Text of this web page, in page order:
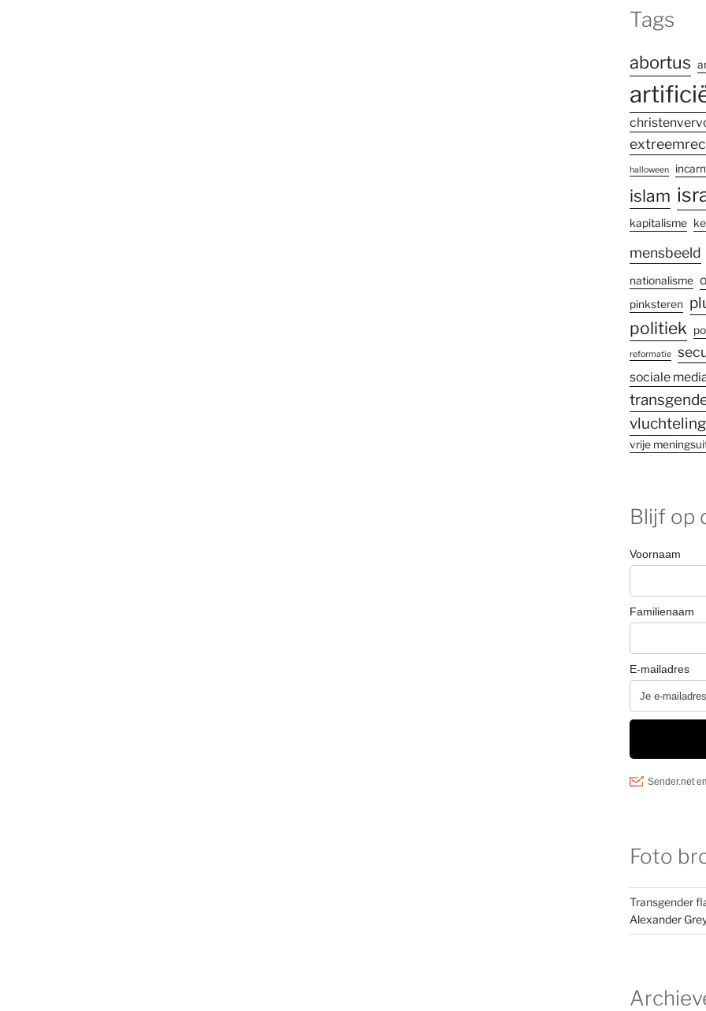
Tags
abortus
halloween
islam
kapitalisme
mensbeeld
nationalisme
pinksteren
politiek
reformatie
sociale
vrije
Blijf op
Foto
Transgender
Alexander